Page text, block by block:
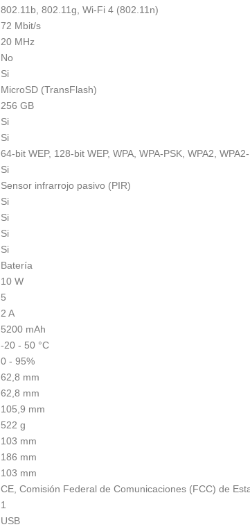
802.11b, 802.11g, Wi-Fi 4 (802.11n)
72 Mbit/s
20 MHz
No
Si
MicroSD (TransFlash)
256 GB
Si
Si
64-bit WEP, 128-bit WEP, WPA, WPA-PSK, WPA2,
Si
Sensor infrarrojo pasivo (PIR)
Si
Si
Si
Si
Batería
10 W
5
2 A
5200 mAh
-20 - 50 °C
0 - 95%
62,8 mm
62,8 mm
105,9 mm
522 g
103 mm
186 mm
103 mm
CE, Comisión Federal de Comunicaciones (FCC) de
1
USB